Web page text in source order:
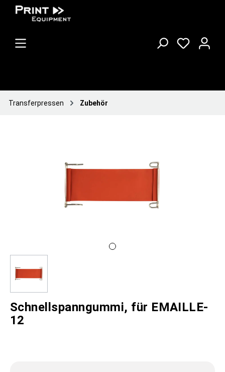
Transferpressen Zubehör
Schnellspanngummi, für EMAILLE-
12